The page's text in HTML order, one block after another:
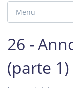
26 -
(parte 1)